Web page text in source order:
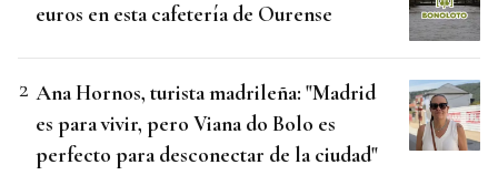
euros en esta cafetería de Ourense
Ana Hornos, turista madrileña: "Madrid
es para vivir, pero Viana do Bolo es
perfecto para desconectar de la ciudad"